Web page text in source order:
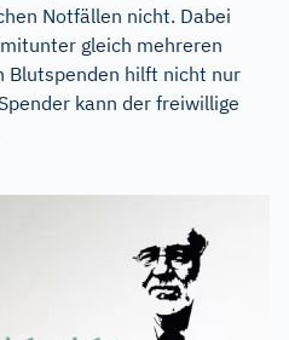
Notfällen nicht. Dabei
gleich mehreren
Blutspenden hilft nicht nur
kann der freiwillige